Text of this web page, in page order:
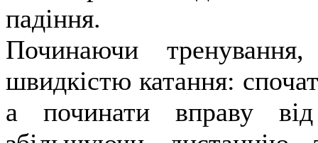
падіння.
Починаючи
швидкістю катання:
а починати вправу